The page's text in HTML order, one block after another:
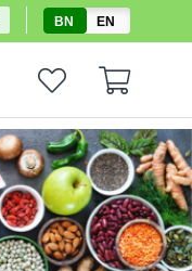
BN EN